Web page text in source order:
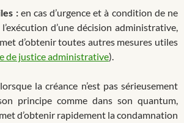
: en cas d’urgence et à condition de ne
d’une décision administrative,
d’obtenir toutes autres mesures utiles
de justice administrative).
lorsque la créance n’est pas sérieusement
principe comme dans son quantum,
d’obtenir rapidement la condamnation